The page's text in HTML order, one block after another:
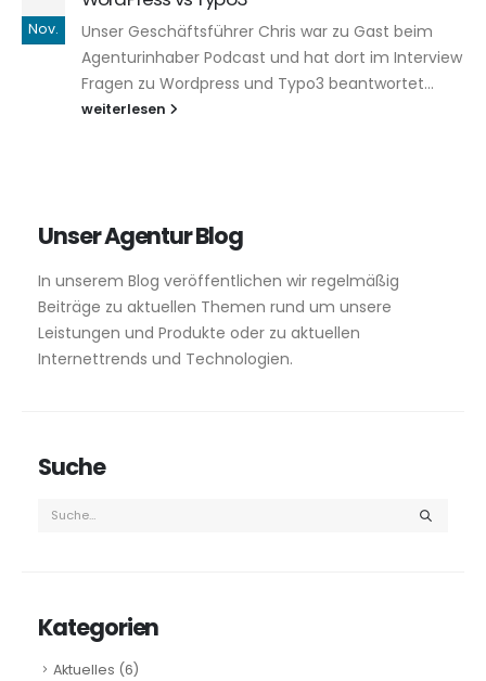
Nov.
Unser Geschäftsführer Chris war zu Gast beim
Agenturinhaber Podcast und hat dort im Interview
Fragen zu Wordpress und Typo3 beantwortet...
weiterlesen
Unser Agentur Blog
In unserem Blog veröffentlichen wir regelmäßig
Beiträge zu aktuellen Themen rund um unsere
Leistungen und Produkte oder zu aktuellen
Internettrends und Technologien.
Suche
Kategorien
Aktuelles (6)